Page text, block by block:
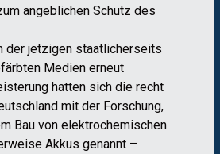
angeblichen Schutz des
der jetzigen staatlicherseits
Medien erneut
hatten sich die recht
mit der Forschung,
Bau von elektrochemischen
Akkus genannt –